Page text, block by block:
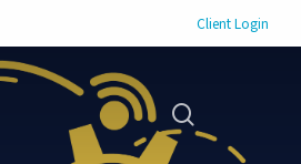
Client Login